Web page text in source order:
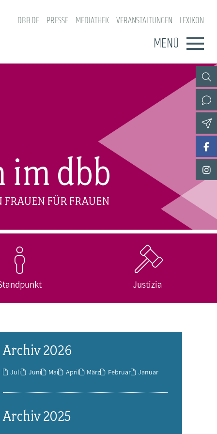
DBB.DE PRESSE MEDIATHEK VERANSTALTUNGEN LEXIKON
MENÜ
im dbb
FÜR FRAUEN
Justizia
Archiv 2026
Juli Juni Mai April März Februar Januar
Archiv 2025